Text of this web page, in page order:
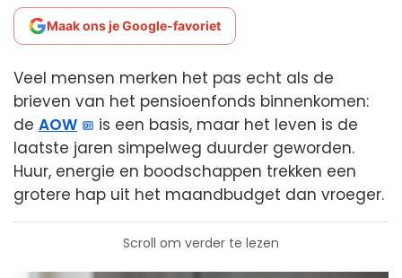
Maak ons je Google-favoriet
Veel mensen merken het pas echt als de
brieven van het pensioenfonds binnenkomen:
de AOW
is een basis, maar het leven is de
laatste jaren simpelweg duurder geworden.
Huur, energie en boodschappen trekken een
grotere hap uit het maandbudget dan vroeger.
Scroll om verder te lezen